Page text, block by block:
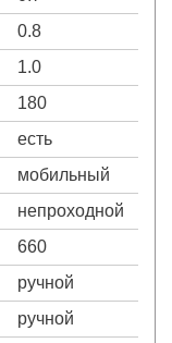
0.8
1.0
180
есть
мобильный
непроходной
660
ручной
ручной